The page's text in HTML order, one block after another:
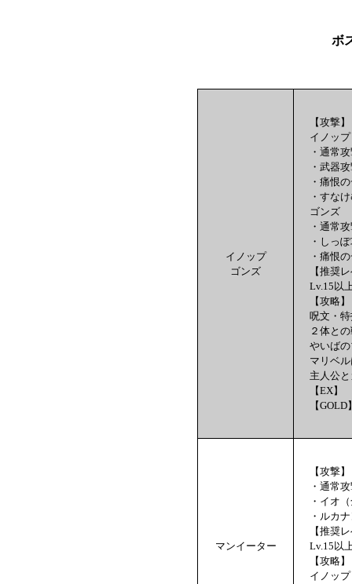
ボ
イノップ
ゴンズ
【攻撃】
イノップ
・通常
・武器
・痛恨
・すな
ゴンズ
・通常
・しっ
・痛恨
【推奨
Lv.15以
【攻略】
呪文・
２体と
やいば
マリベ
主人公
【EX】
【
マンイーター
【攻撃】
・通常
・イオ
・ルカ
【推奨
Lv.15以
【攻略】
イノッ